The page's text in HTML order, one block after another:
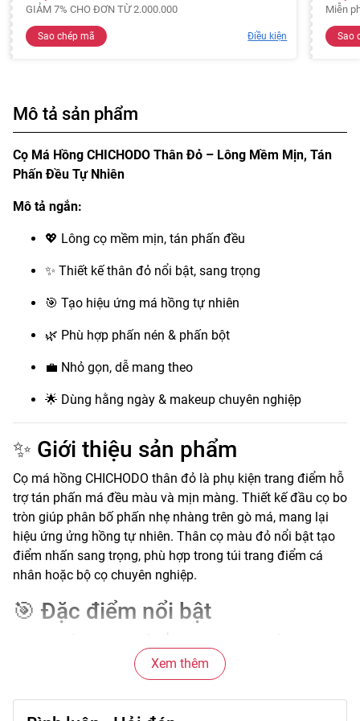
GIẢM 7% CHO ĐƠN TỪ 2.000.000
Sao chép mã Điều kiện
Miễn
Sao
Mô tả sản phẩm
Cọ Má Hồng CHICHODO Thân Đỏ – Lông Mềm Mịn, Tán
Phấn Đều Tự Nhiên
Mô tả ngắn:
💖 Lông cọ mềm mịn, tán phấn đều
✨ Thiết kế thân đỏ nổi bật, sang trọng
🎯 Tạo hiệu ứng má hồng tự nhiên
🌿 Phù hợp phấn nén & phấn bột
💼 Nhỏ gọn, dễ mang theo
🌟 Dùng hằng ngày & makeup chuyên nghiệp
✨ Giới thiệu sản phẩm
Cọ má hồng CHICHODO thân đỏ là phụ kiện trang điểm hỗ
trợ tán phấn má đều màu và mịn màng. Thiết kế đầu cọ bo
tròn giúp phân bố phấn nhẹ nhàng trên gò má, mang lại
hiệu ứng ửng hồng tự nhiên. Thân cọ màu đỏ nổi bật tạo
điểm nhấn sang trọng, phù hợp trong túi trang điểm cá
nhân hoặc bộ cọ chuyên nghiệp.
🎯 Đặc điểm nổi bật
mà không gây vệt. Đầu cọ có độ xòe vừa phải, hỗ trợ kiểm
soát lượng phấn khi sử dụng. Thân cọ chắc tay, cân đối,
tạo cảm giác thoải mái khi thao tác. Thiết kế gọn nhẹ, dễ
bảo quản và mang theo.
Xem thêm